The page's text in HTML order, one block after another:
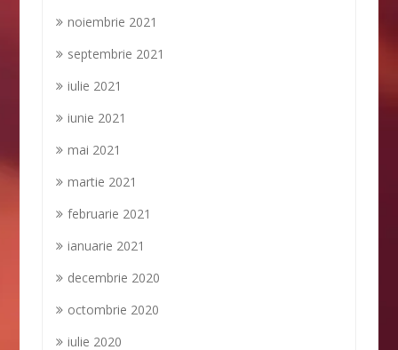
noiembrie 2021
septembrie 2021
iulie 2021
iunie 2021
mai 2021
martie 2021
februarie 2021
ianuarie 2021
decembrie 2020
octombrie 2020
iulie 2020